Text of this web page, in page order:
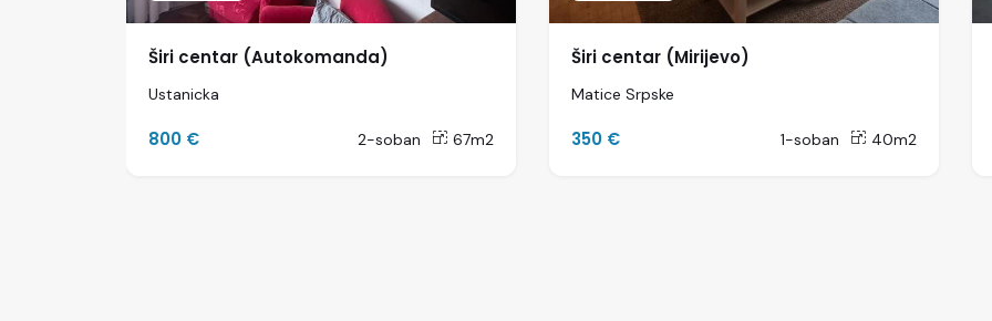
Širi centar (Autokomanda)
Ustanicka
800 € 2-soban 67m2
Širi centar (Mirijevo)
Matice Srpske
350 € 1-soban 40m2